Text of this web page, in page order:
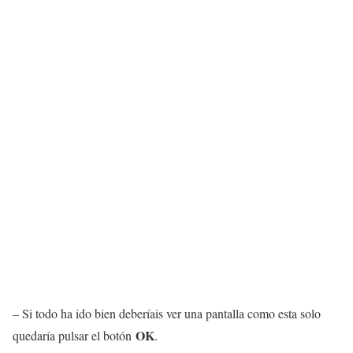
– Si todo ha ido bien deberíais ver una pantalla como esta solo
quedaría pulsar el botón OK.